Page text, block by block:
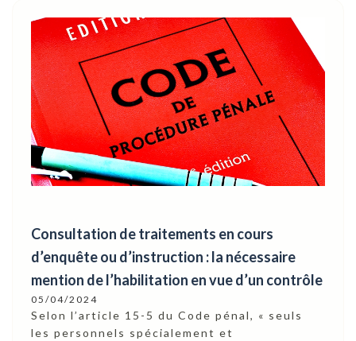
Consultation de traitements en cours
d’enquête ou d’instruction : la nécessaire
mention de l’habilitation en vue d’un contrôle
05/04/2024
Selon l’article 15-5 du Code pénal, « seuls
les personnels spécialement et